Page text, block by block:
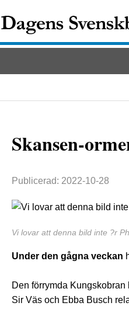
Skansen-
Publicerad: 2022-10-28
Vi lovar att denna bild inte ?r
Under den gågna veckan
Den förrymda
Sir Väs och Ebba Busch